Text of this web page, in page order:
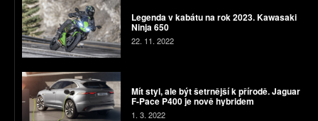
Legenda v kabátu na rok 2023. Kawasaki
Ninja 650
22. 11. 2022
Mít styl, ale být šetrnější k přírodě. Jaguar
F-Pace P400 je nově hybridem
1. 3. 2022